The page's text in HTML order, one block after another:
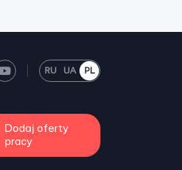
RU UA PL
Dodaj oferty
pracy